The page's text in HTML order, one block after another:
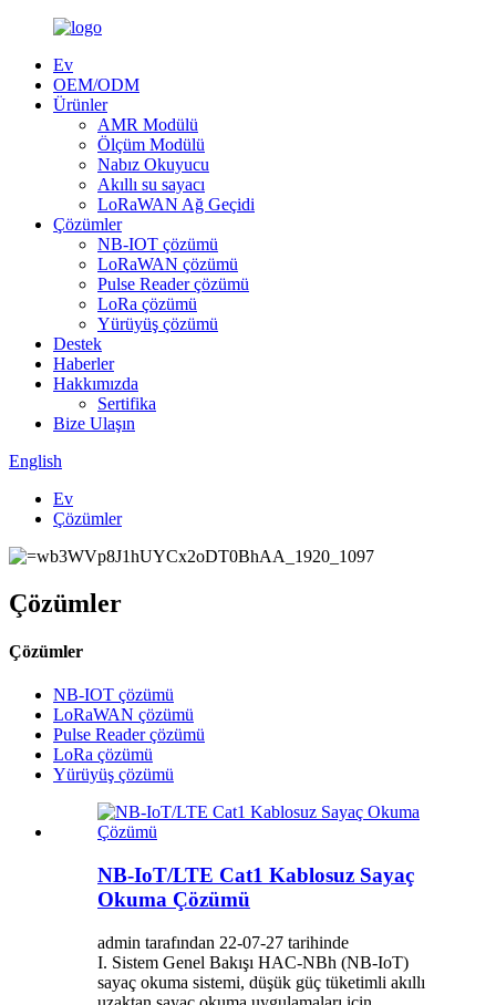
Ev
OEM/ODM
Ürünler
AMR Modülü
Ölçüm Modülü
Nabız Okuyucu
Akıllı su sayacı
LoRaWAN Ağ Geçidi
Çözümler
NB-IOT çözümü
LoRaWAN çözümü
Pulse Reader çözümü
LoRa çözümü
Yürüyüş çözümü
Destek
Haberler
Hakkımızda
Sertifika
Bize Ulaşın
English
Ev
Çözümler
Çözümler
Çözümler
NB-IOT çözümü
LoRaWAN çözümü
Pulse Reader çözümü
LoRa çözümü
Yürüyüş çözümü
NB-IoT/LTE Cat1 Kablosuz Sayaç
Okuma Çözümü
admin tarafından 22-07-27 tarihinde
I. Sistem Genel Bakışı HAC-NBh (NB-IoT)
sayaç okuma sistemi, düşük güç tüketimli akıllı